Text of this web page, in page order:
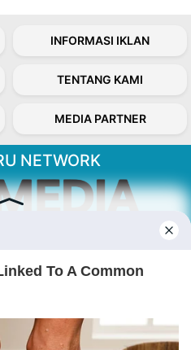
INFORMASI IKLAN
TENTANG KAMI
MEDIA PARTNER
NETWORK
berita aktual dan